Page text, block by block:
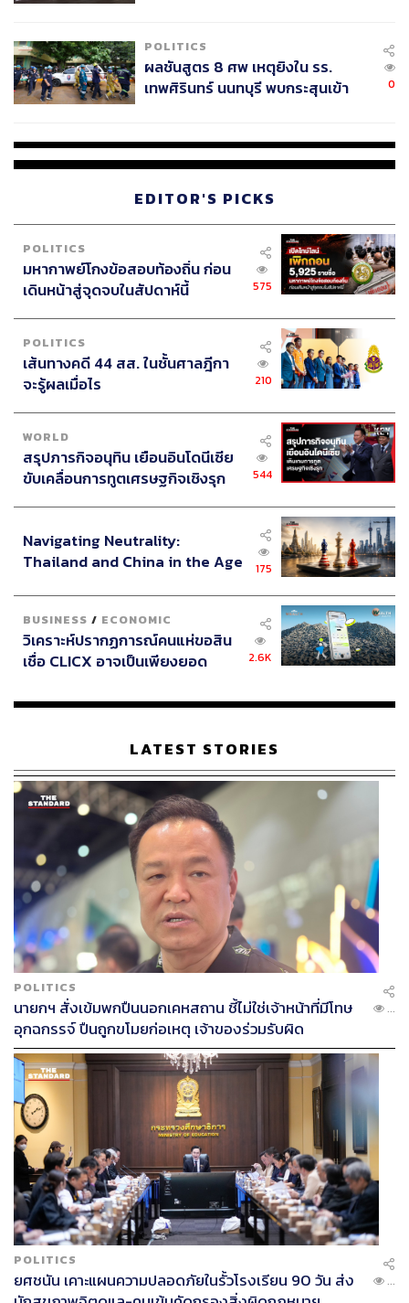
POLITICS
ผลชันสูตร 8 ศพ เหตุยิงใน รร.
เทพศิรินทร์ นนทบุรี พบกระสุนเข้า
0
EDITOR'S PICKS
POLITICS
มหากาพย์โกงข้อสอบท้องถิ่น ก่อน
เดินหน้าสู่จุดจบในสัปดาห์นี้
575
POLITICS
เส้นทางคดี 44 สส. ในชั้นศาลฎีกา
จะรู้ผลเมื่อไร
210
WORLD
สรุปภารกิจอนุทิน เยือนอินโดนีเซีย
ขับเคลื่อนการทูตเศรษฐกิจเชิงรุก
544
Navigating Neutrality:
Thailand and China in the Age
175
BUSINESS / ECONOMIC
วิเคราะห์ปรากฏการณ์คนแห่ขอสิน
เชื่อ CLICX อาจเป็นเพียงยอด
เรือนไทยที่ถูกซุกไว้
2.6K
LATEST STORIES
POLITICS
นายกฯ สั่งเข้มพกปืนนอกเคหสถาน ชี้ไม่ใช่เจ้าหน้าที่มีโทษ
อุกฉกรรจ์ ปืนถูกขโมยก่อเหตุ เจ้าของร่วมรับผิด
...
POLITICS
ยศชนัน เคาะแผนความปลอดภัยในรั้วโรงเรียน 90 วัน ส่ง
...